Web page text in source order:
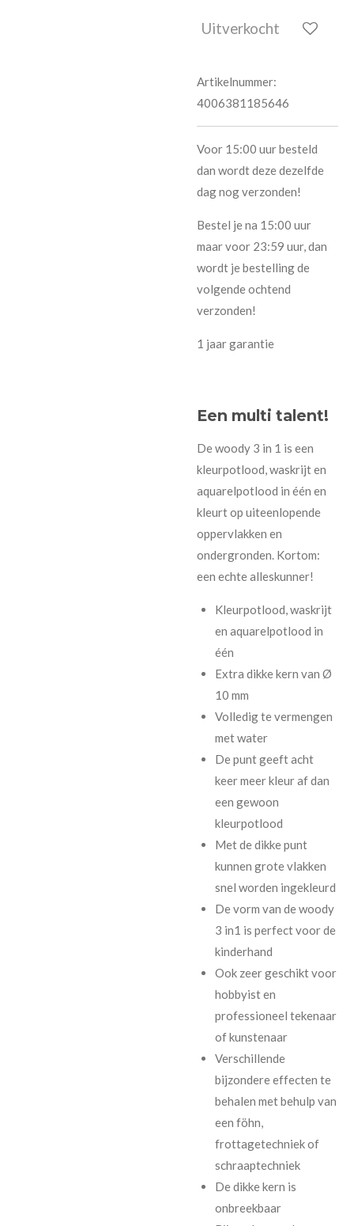
Uitverkocht
Artikelnummer:
4006381185646
Voor 15:00 uur besteld
dan wordt deze dezelfde
dag nog verzonden!
Bestel je na 15:00 uur
maar voor 23:59 uur, dan
wordt je bestelling de
volgende ochtend
verzonden!
1 jaar garantie
Een multi talent!
De woody 3 in 1 is een
kleurpotlood, waskrijt en
aquarelpotlood in één en
kleurt op uiteenlopende
oppervlakken en
ondergronden. Kortom:
een echte alleskunner!
Kleurpotlood, waskrijt
en aquarelpotlood in
één
Extra dikke kern van Ø
10 mm
Volledig te vermengen
met water
De punt geeft acht
keer meer kleur af dan
een gewoon
kleurpotlood
Met de dikke punt
kunnen grote vlakken
snel worden ingekleurd
De vorm van de woody
3 in1 is perfect voor de
kinderhand
Ook zeer geschikt voor
hobbyist en
professioneel tekenaar
of kunstenaar
Verschillende
bijzondere effecten te
behalen met behulp van
een föhn,
frottagetechniek of
schraaptechniek
De dikke kern is
onbreekbaar